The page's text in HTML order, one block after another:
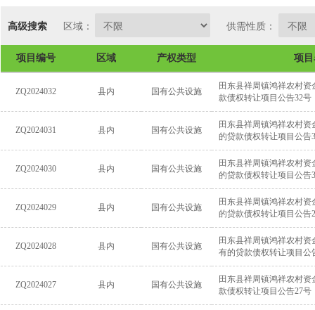
高级搜索 区域： 供需性质：
项目编号 区域 产权类型 项
ZQ2024032 县内 国有公共设施
田东县祥周镇鸿祥农村
款债权转让项目公告32号
ZQ2024031 县内 国有公共设施
田东县祥周镇鸿祥农村
的贷款债权转让项目公告
ZQ2024030 县内 国有公共设施
田东县祥周镇鸿祥农村
的贷款债权转让项目公告
ZQ2024029 县内 国有公共设施
田东县祥周镇鸿祥农村
的贷款债权转让项目公告
ZQ2024028 县内 国有公共设施
田东县祥周镇鸿祥农村
有的贷款债权转让项目公
ZQ2024027 县内 国有公共设施
田东县祥周镇鸿祥农村
款债权转让项目公告27号